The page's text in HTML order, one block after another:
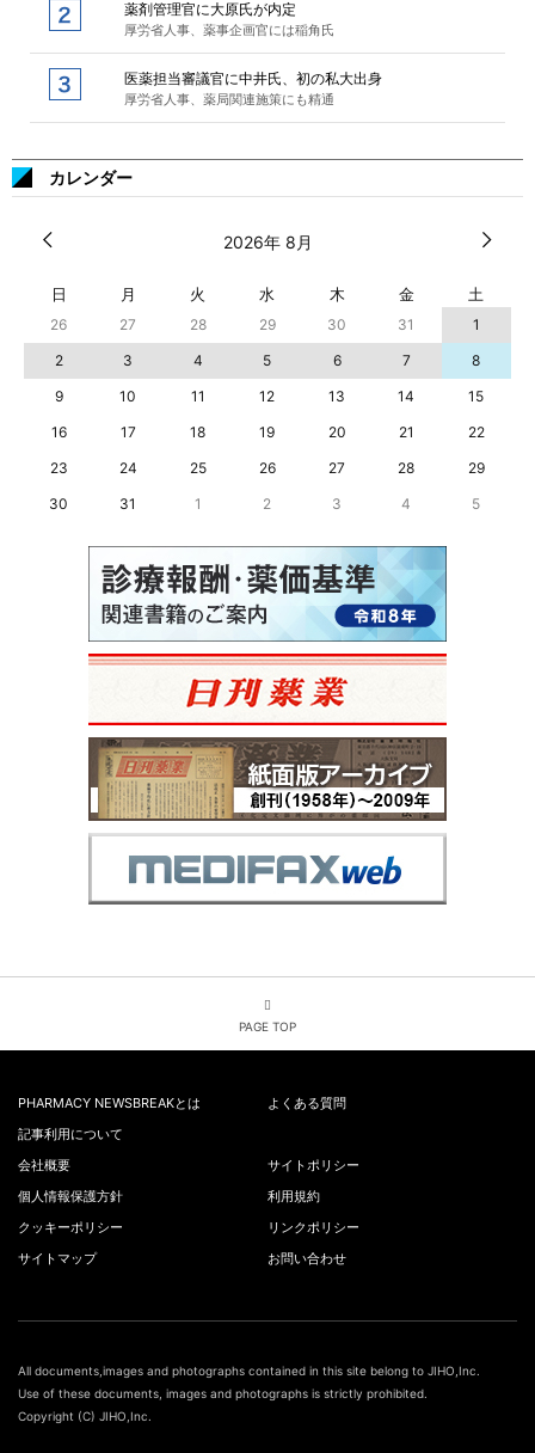
薬剤管理官に大原氏が内定
厚労省人事、薬事企画官には稲角氏
医薬担当審議官に中井氏、初の私大出身
厚労省人事、薬局関連施策にも精通
カレンダー
2026年 8月
日 月 火 水 木 金 土
26 27 28 29 30 31
1
2
3 4 5 6 7
8
9
10 11 12 13 14
15
16
17 18 19 20 21
22
23
24 25 26 27 28
29
30
31 1 2 3 4 5
PAGE TOP
PHARMACY NEWSBREAKとは
よくある質問
記事利用について
会社概要
サイトポリシー
個人情報保護方針
利用規約
クッキーポリシー
リンクポリシー
サイトマップ
お問い合わせ
All documents,images and photographs contained in this site belong to JIHO,Inc.
Use of these documents, images and photographs is strictly prohibited.
Copyright (C) JIHO,Inc.